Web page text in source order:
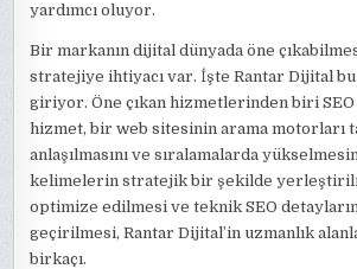
yardımcı oluyor.
Bir markanın dijital dünyada öne
stratejiye ihtiyacı var. İşte Rantar Dijital
giriyor. Öne çıkan hizmetlerinden biri
hizmet, bir web sitesinin arama motorları
anlaşılmasını ve sıralamalarda
kelimelerin stratejik bir şekilde
optimize edilmesi ve teknik SEO
geçirilmesi, Rantar Dijital’in uzmanlık
birkaçı.